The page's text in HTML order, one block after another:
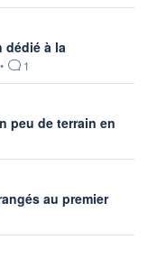
dédié à la
• 1
peu de terrain en
au premier